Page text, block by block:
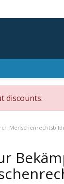
discounts.